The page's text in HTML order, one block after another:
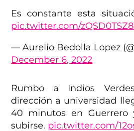
Es constante esta
pic.twitter.com/
— Aurelio Bedolla Lopez
December 6, 2022
Rumbo a Indios
dirección a universidad
40 minutos en Guerrero
subirse. pic.twitter.com/